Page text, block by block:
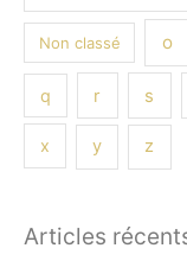
Non classé o
q r s
x y z
Articles